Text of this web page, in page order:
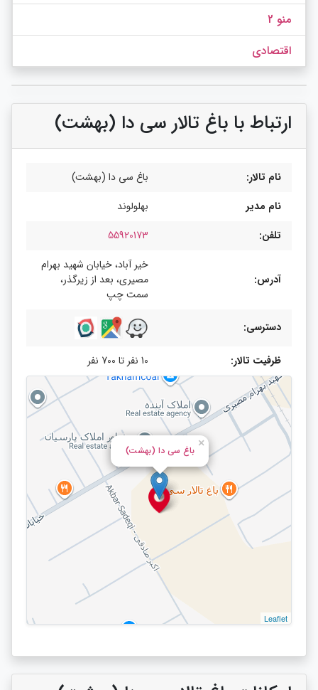
منو 2
اقتصادی
ارتباط با باغ تالار سی دا (بهشت)
نام تالار:
باغ سی دا (بهشت)
نام مدیر
بهلولوند
تلفن:
55920173
آدرس:
خیر آباد، خیابان شهید بهرام
مصیری، بعد از زیرگذر،
سمت چپ
دسترسی:
ظرفیت تالار: 10 نفر تا 700 نفر
باغ سی دا (بهشت)
×
Leaflet